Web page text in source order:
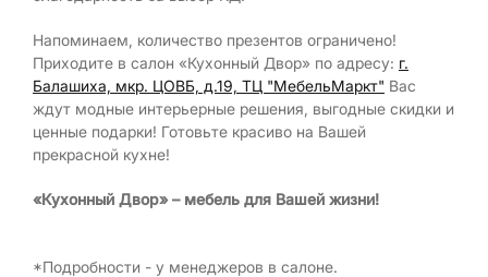
Напоминаем, количество презентов ограничено!
Приходите в салон «Кухонный Двор» по адресу: г.
Балашиха, мкр. ЦОВБ, д.19, ТЦ "МебельМаркт" Вас
ждут модные интерьерные решения, выгодные скидки и
ценные подарки! Готовьте красиво на Вашей
прекрасной кухне!
«Кухонный Двор» – мебель для Вашей жизни!
*Подробности - у менеджеров в салоне.